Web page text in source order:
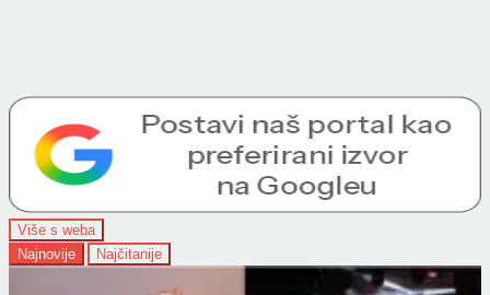
Više s weba
Najnovije
Najčitanije